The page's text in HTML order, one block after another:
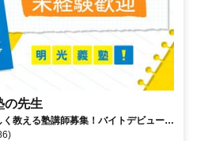
の先生
教える塾講師募集！バイトデビューで